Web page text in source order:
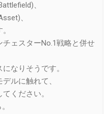
、
、
ェスターNo.1戦略と併せ
なりそうです。
ルに触れて、
ください。